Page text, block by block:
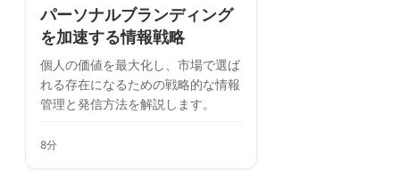
パーソナルブランディング
を加速する情報戦略
個人の価値を最大化し、市場で選ば
れる存在になるための戦略的な情報
管理と発信方法を解説します。
8分